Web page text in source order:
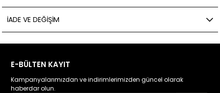
İADE VE DEĞIŞIM
E-BÜLTEN KAYIT
Kampanyalarımızdan ve indirimlerimizden güncel olarak
haberdar olun.